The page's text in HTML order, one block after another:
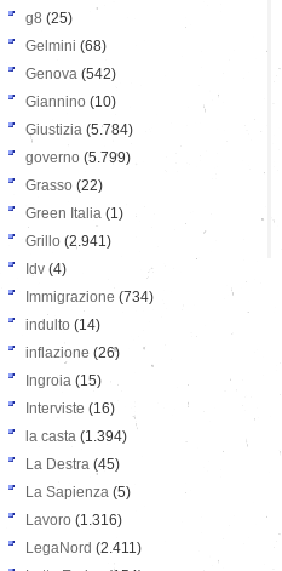
g8 (25)
Gelmini (68)
Genova (542)
Giannino (10)
Giustizia (5.784)
governo (5.799)
Grasso (22)
Green Italia (1)
Grillo (2.941)
Idv (4)
Immigrazione (734)
indulto (14)
inflazione (26)
Ingroia (15)
Interviste (16)
la casta (1.394)
La Destra (45)
La Sapienza (5)
Lavoro (1.316)
LegaNord (2.411)